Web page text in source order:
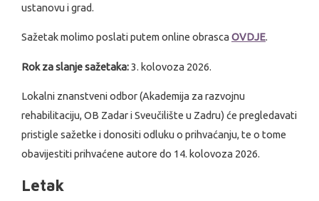
ustanovu i grad.
Sažetak molimo poslati putem online obrasca OVDJE.
Rok za slanje sažetaka:3. kolovoza 2026.
Lokalni znanstveni odbor (Akademija za razvojnu
rehabilitaciju, OB Zadar i Sveučilište u Zadru) će pregledavati
pristigle sažetke i donositi odluku o prihvaćanju, te o tome
obavijestiti prihvaćene autore do 14. kolovoza 2026.
Letak